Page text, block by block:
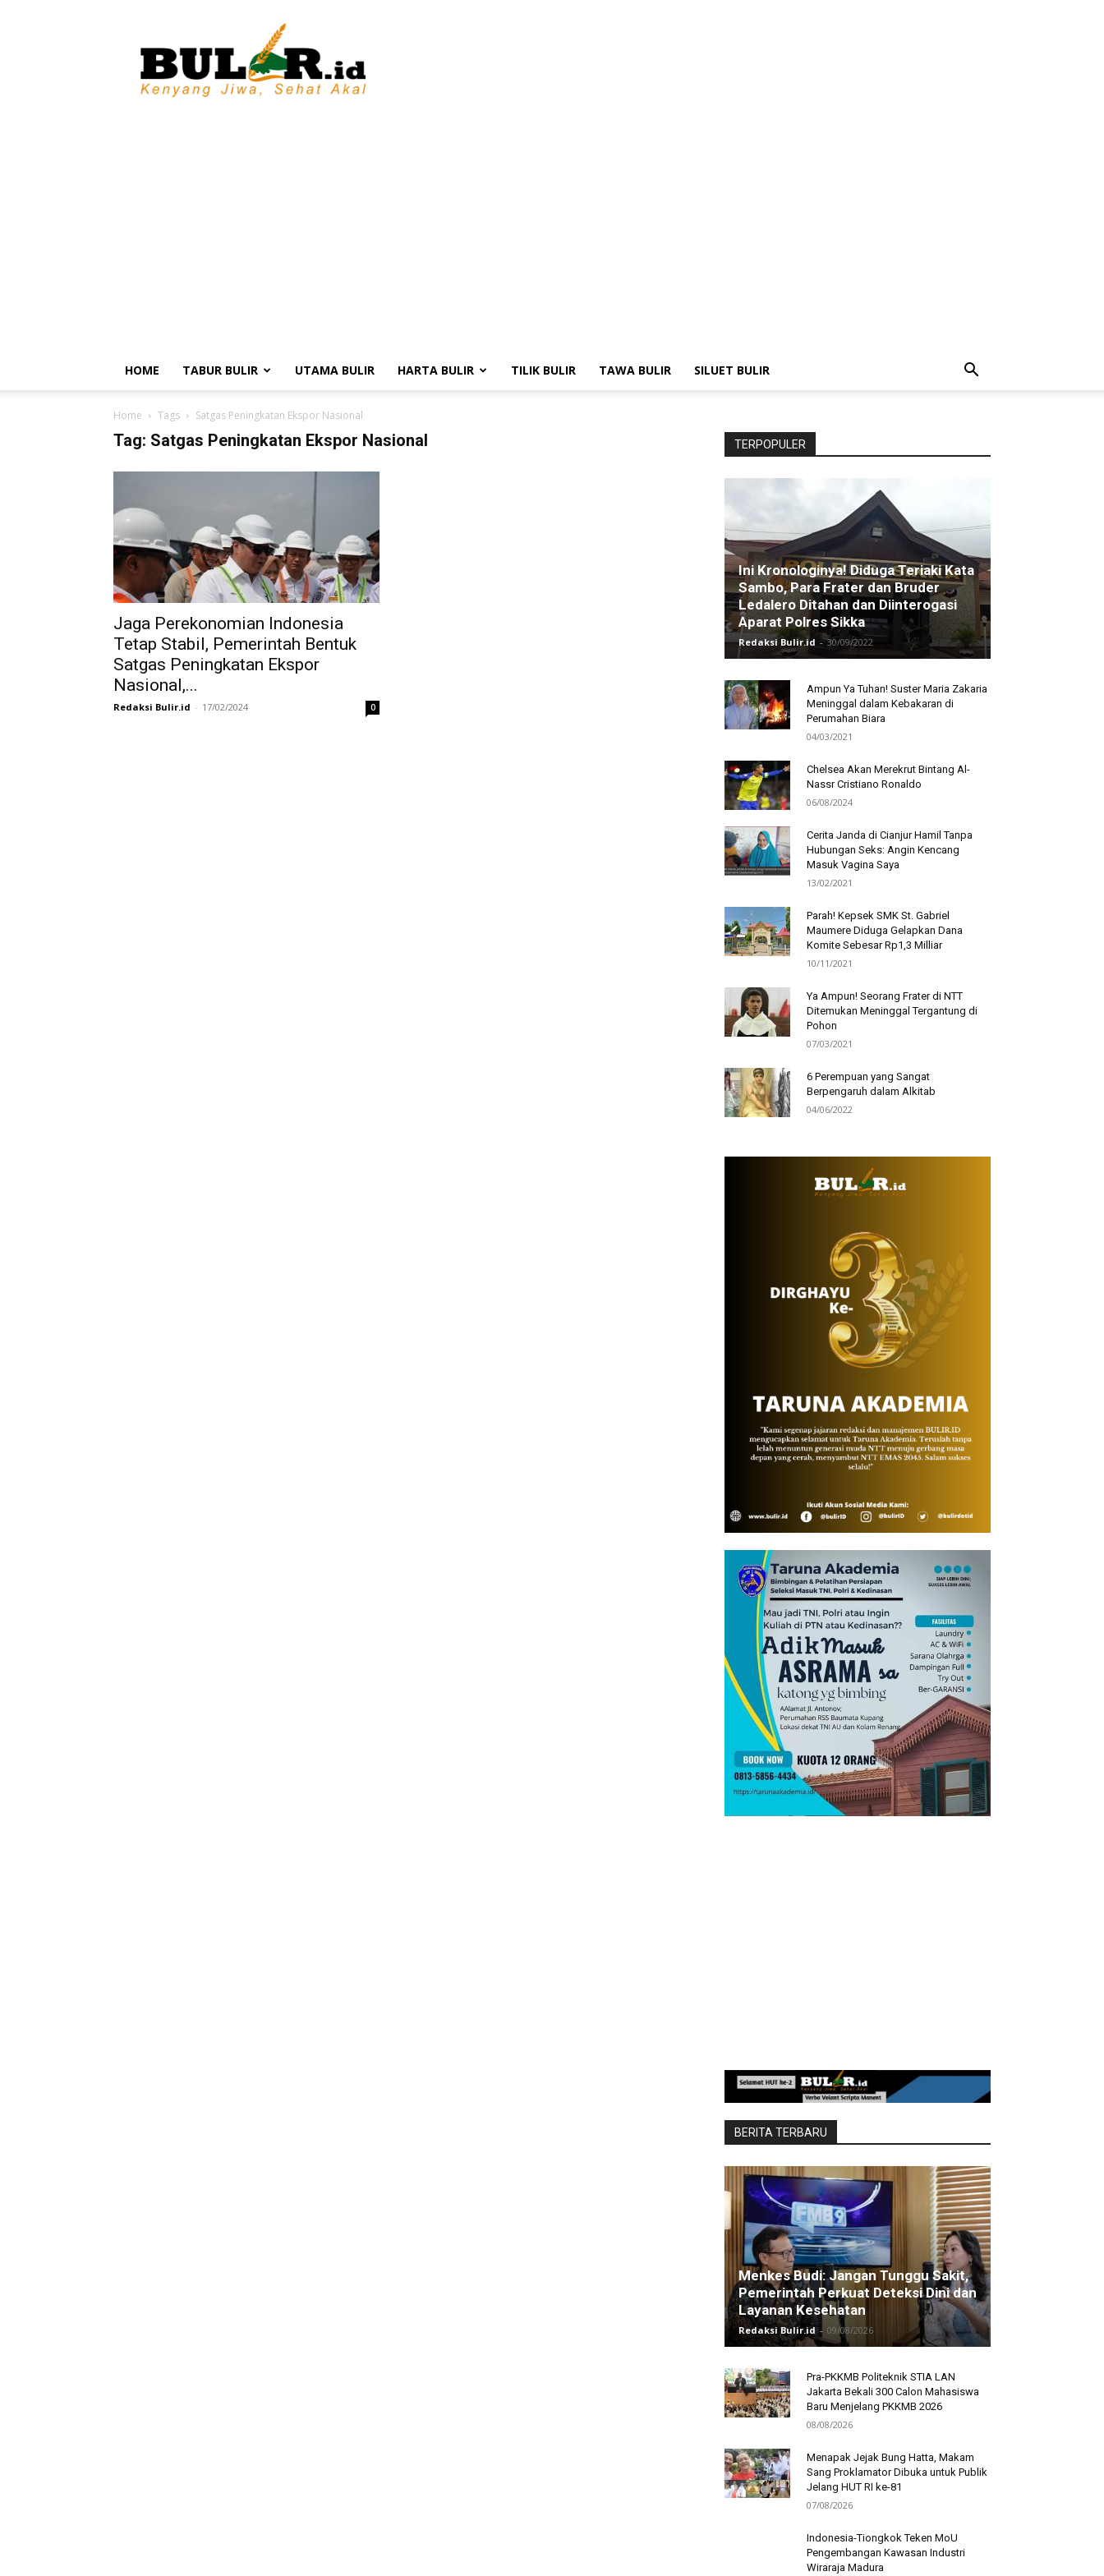
BULIR.ID
Kenyang
Jiwa,
Sehat
HOME TABUR BULIR UTAMA BULIR HARTA BULIR TILIK BULIR TAWA BULIR SILUET BULIR
Home Tags Satgas Peningkatan Ekspor Nasional
Tag: Satgas Peningkatan Ekspor Nasional
Jaga Perekonomian Indonesia
Tetap Stabil, Pemerintah Bentuk
Satgas Peningkatan Ekspor
Nasional,...
Redaksi Bulir.id - 17/02/2024 0
TERPOPULER
Ini Kronologinya! Diduga Teriaki Kata
Sambo, Para Frater dan Bruder
Ledalero Ditahan dan Diinterogasi
Aparat Polres Sikka
Redaksi Bulir.id - 30/09/2022
Ampun Ya Tuhan! Suster Maria Zakaria
Meninggal dalam Kebakaran di
Perumahan Biara
04/03/2021
Chelsea Akan Merekrut Bintang Al-
Nassr Cristiano Ronaldo
06/08/2024
Cerita Janda di Cianjur Hamil Tanpa
Hubungan Seks: Angin Kencang
Masuk Vagina Saya
13/02/2021
Parah! Kepsek SMK St. Gabriel
Maumere Diduga Gelapkan Dana
Komite Sebesar Rp1,3 Milliar
10/11/2021
Ya Ampun! Seorang Frater di NTT
Ditemukan Meninggal Tergantung di
Pohon
07/03/2021
6 Perempuan yang Sangat
Berpengaruh dalam Alkitab
04/06/2022
BERITA TERBARU
Menkes Budi: Jangan Tunggu Sakit,
Pemerintah Perkuat Deteksi Dini dan
Layanan Kesehatan
Redaksi Bulir.id - 09/08/2026
Pra-PKKMB Politeknik STIA LAN
Jakarta Bekali 300 Calon Mahasiswa
Baru Menjelang PKKMB 2026
08/08/2026
Menapak Jejak Bung Hatta, Makam
Sang Proklamator Dibuka untuk Publik
Jelang HUT RI ke-81
07/08/2026
Indonesia-Tiongkok Teken MoU
Pengembangan Kawasan Industri
Wiraraja Madura